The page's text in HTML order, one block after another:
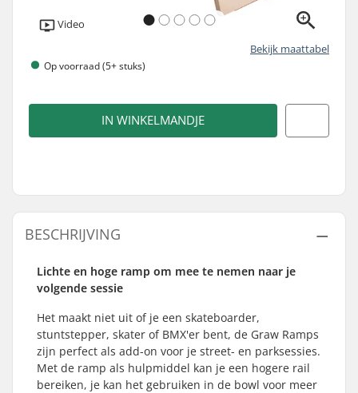
Video
Bekijk maattabel
Op voorraad (5+ stuks)
IN WINKELMANDJE
BESCHRIJVING
Lichte en hoge ramp om mee te nemen naar je
volgende sessie
Het maakt niet uit of je een skateboarder,
stuntstepper, skater of BMX'er bent, de Graw Ramps
zijn perfect als add-on voor je street- en parksessies.
Met de ramp als hulpmiddel kan je een hogere rail
bereiken, je kan het gebruiken in de bowl voor meer